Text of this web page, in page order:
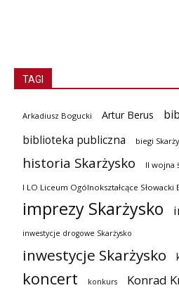
TAGI
Arkadiusz Bogucki Artur Berus
biblioteka publiczna
biegi
historia Skarżysko II wojna
I LO Liceum Ogólnokształcące Słowacki
imprezy Skarżysko
inwestycje drogowe Skarżysko
inwestycje Skarżysko
koncert konkurs Konrad